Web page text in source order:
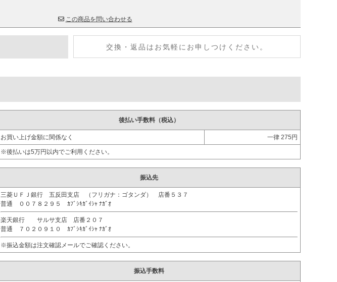
この商品を問い合わせる
交換・返品はお気軽にお申しつけください。
後払い手数料（税込）
お買い上げ金額に関係なく 一律 275円
※後払いは5万円以内でご利用ください。
振込先
三菱ＵＦＪ銀行 五反田支店 （フリガナ：ゴタンダ） 店番５３７
普通 ００７８２９５ ｶﾌﾞｼｷｶﾞｲｼｬ ﾅｶﾞｵ
楽天銀行 サルサ支店 店番２０７
普通 ７０２０９１０ ｶﾌﾞｼｷｶﾞｲｼｬ ﾅｶﾞｵ
※振込金額は注文確認メールでご確認ください。
振込手数料